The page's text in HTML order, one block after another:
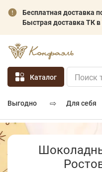
Бесплатная доставка
Быстрая доставка ТК
Каталог
выгодно ⇨ для себя